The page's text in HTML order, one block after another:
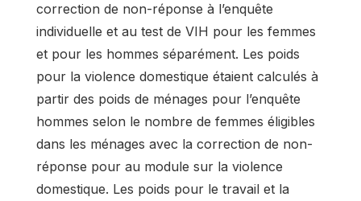
correction de non-réponse à l’enquête
individuelle et au test de VIH pour les femmes
et pour les hommes séparément. Les poids
pour la violence domestique étaient calculés à
partir des poids de ménages pour l’enquête
hommes selon le nombre de femmes éligibles
dans les ménages avec la correction de non-
réponse pour au module sur la violence
domestique. Les poids pour le travail et la